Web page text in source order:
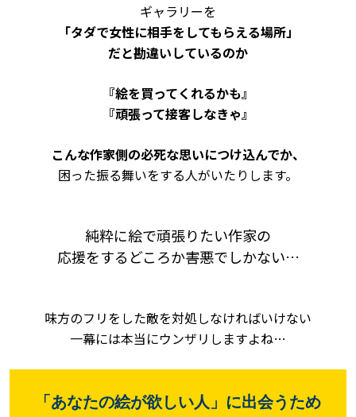
ギャラリーを
「タダで女性に相手をしてもらえる場所」
だと勘違いしているのか
『絵を買ってくれるかも』
『頑張って接客しなきゃ』
こんな作家側の必死な思いにつけ込んでか、
困った振る舞いをする人がいたりします。
純粋に絵で頑張りたい作家の
応援をするどころか害悪でしかない…
味方のフリをした敵を対処しなければいけない
一幕には本当にウンザリしますよね…
「あなたの絵が欲しい人」に出会うため